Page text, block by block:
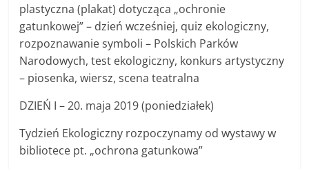
plastyczna (plakat) dotycząca „ochronie
gatunkowej” – dzień wcześniej, quiz ekologiczny,
rozpoznawanie symboli – Polskich Parków
Narodowych, test ekologiczny, konkurs artystyczny
– piosenka, wiersz, scena teatralna
DZIEŃ I – 20. maja 2019 (poniedziałek)
Tydzień Ekologiczny rozpoczynamy od wystawy w
bibliotece pt. „ochrona gatunkowa”